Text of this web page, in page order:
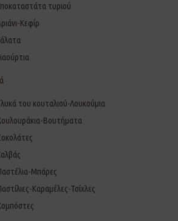
τυριού
Κεφίρ
του κουταλιού-Λουκούμια
Βουτήματα
Μπάρες
Καραμέλες-Τσίχλες